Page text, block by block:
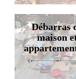
Débarras
maison